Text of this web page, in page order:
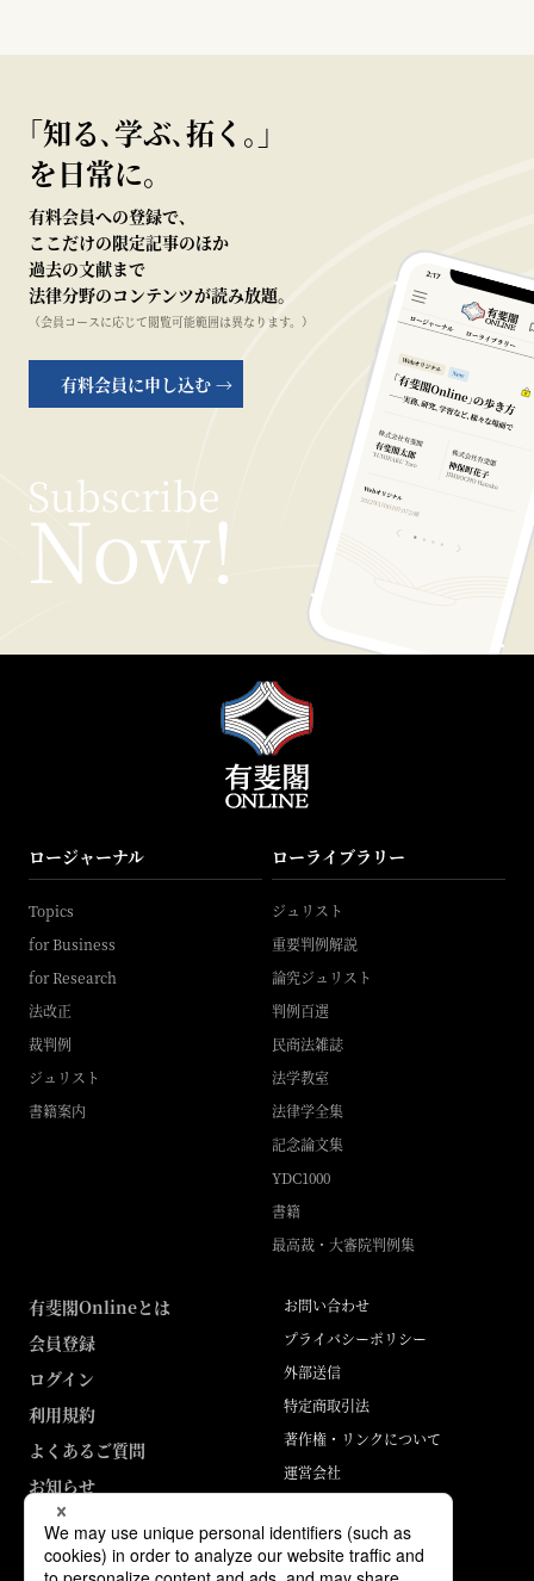
｢知る､学ぶ､拓く｡｣
を日常に。
有料会員への登録で、
ここだけの限定記事のほか
過去の文献まで
法律分野のコンテンツが読み放題。
（会員コースに応じて閲覧可能範囲は異なります。）
有料会員に申し込む →
ロージャーナル
Topics
for Business
for Research
法改正
裁判例
ジュリスト
書籍案内
ローライブラリー
ジュリスト
重要判例解説
論究ジュリスト
判例百選
民商法雑誌
法学教室
法律学全集
記念論文集
YDC1000
書籍
最高裁・大審院判例集
有斐閣Onlineとは
会員登録
ログイン
利用規約
よくあるご質問
お知らせ
お問い合わせ
プライバシーポリシー
外部送信
特定商取引法
著作権・リンクについて
運営会社